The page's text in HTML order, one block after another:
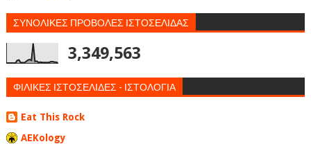
ΣΥΝΟΛΙΚΕΣ ΠΡΟΒΟΛΕΣ ΙΣΤΟΣΕΛΙΔΑΣ
3,349,563
ΦΙΛΙΚΕΣ ΙΣΤΟΣΕΛΙΔΕΣ - ΙΣΤΟΛΟΓΙΑ
Eat This Rock
AEKology